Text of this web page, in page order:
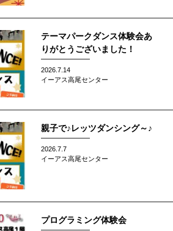
テーマパークダンス体験会あ
りがとうございました！
2026.7.14
イーアス高尾センター
親子で♪レッツダンシング～♪
2026.7.7
イーアス高尾センター
プログラミング体験会